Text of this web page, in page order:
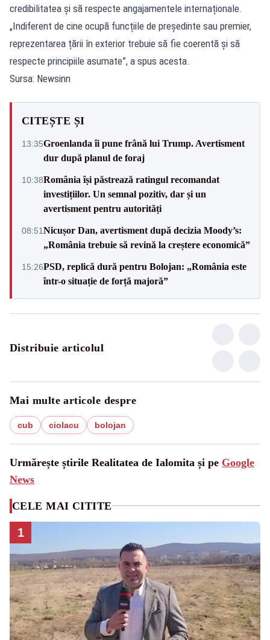
credibilitatea și să respecte angajamentele internaționale.
„Indiferent de cine ocupă funcțiile de președinte sau premier,
reprezentarea țării în exterior trebuie să fie coerentă și să
respecte principiile asumate”, a spus acesta.
Sursa: Newsinn
CITEȘTE ȘI
13:35Groenlanda îi pune frână lui Trump. Avertisment
dur după planul de foraj
10:38România își păstrează ratingul recomandat
investițiilor. Un semnal pozitiv, dar și un
avertisment pentru autorități
08:51Nicușor Dan, avertisment după decizia Moody’s:
„România trebuie să revină la creștere economică”
15:26PSD, replică dură pentru Bolojan: „România este
într-o situație de forță majoră”
Distribuie articolul
Mai multe articole despre
cub ciolacu bolojan
Urmărește știrile Realitatea de Ialomita și pe Google
News
CELE MAI CITITE
1